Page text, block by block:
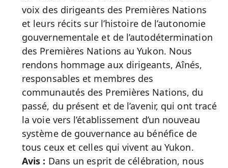
voix des dirigeants des Premières Nations
et leurs récits sur l’histoire de l’autonomie
gouvernementale et de l’autodétermination
des Premières Nations au Yukon. Nous
rendons hommage aux dirigeants, Aînés,
responsables et membres des
communautés des Premières Nations, du
passé, du présent et de l’avenir, qui ont tracé
la voie vers l’établissement d’un nouveau
système de gouvernance au bénéfice de
tous ceux et celles qui vivent au Yukon.
Avis : Dans un esprit de célébration, nous